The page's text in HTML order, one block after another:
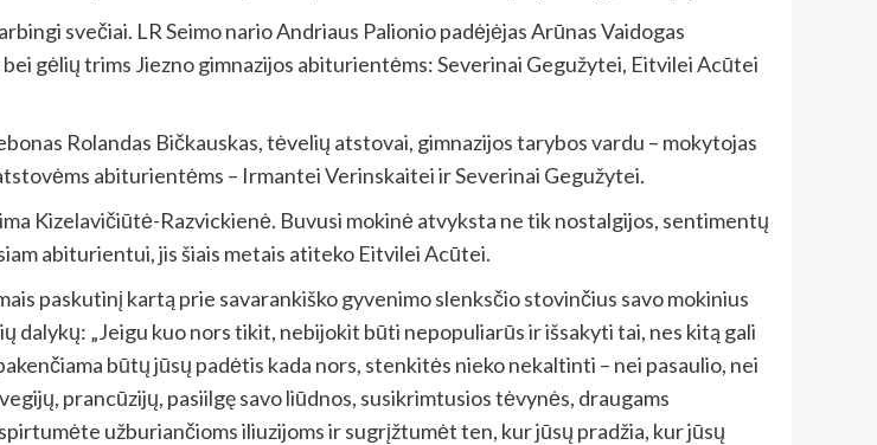
svečiai. LR Seimo nario Andriaus Palionio padėjėjas Arūnas Vaidogas
gėlių trims Jiezno gimnazijos abiturientėms: Severinai Gegužytei, Eitvilei Acūtei
Rolandas Bičkauskas, tėvelių atstovai, gimnazijos tarybos vardu – mokytojas
abiturientėms – Irmantei Verinskaitei ir Severinai Gegužytei.
Kizelavičiūtė-Razvickienė. Buvusi mokinė atvyksta ne tik nostalgijos, sentimentų
abiturientui, jis šiais metais atiteko Eitvilei Acūtei.
paskutinį kartą prie savarankiško gyvenimo slenksčio stovinčius savo mokinius
„Jeigu kuo nors tikit, nebijokit būti nepopuliarūs ir išsakyti tai, nes kitą gali
būtų jūsų padėtis kada nors, stenkitės nieko nekaltinti – nei pasaulio, nei
prancūzijų, pasiilgę savo liūdnos, susikrimtusios tėvynės, draugams
užburiančioms iliuzijoms ir sugrįžtumėt ten, kur jūsų pradžia, kur jūsų